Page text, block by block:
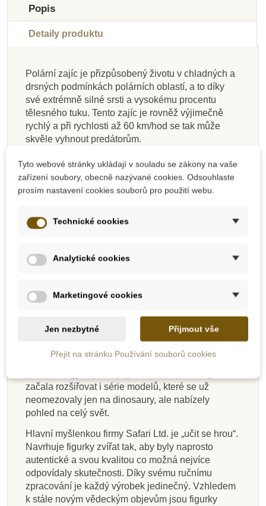
Skladem
Safari Ltd. Kachna
86 Kč95 Kč
Skladem
Safari Ltd. Figurka -
Stegosaurus
752 Kč835 Kč
Na dotaz
Safari Ltd. Figurka -
Liška obecná
491 Kč545 Kč
Na dotaz
Safari Ltd. Figurka -
Jednorožec růžový
338 Kč375 Kč
Na dotaz
Safari Ltd. Slon
indický
302 Kč335 Kč
Na dotaz
Safari Ltd. Figurka -
Pteranodon
149 Kč166 Kč
Na dotaz
Safari Ltd. Dinosauři
(5 ks)
1 403 Kč1 559 Kč
Na dotaz
Safari Ltd. Babirusa
163 Kč181 Kč
Popis
Detaily produktu
Polární zajíc je přizpůsobený životu v chladných a
drsných podmínkách polárních oblastí, a to díky
své extrémně silné srsti a vysokému procentu
tělesného tuku. Tento zajíc je rovněž výjimečně
rychlý a při rychlosti až 60 km/hod se tak může
skvěle vyhnout predátorům.
Safari Ltd. je firmou ekologickou, které záleží na
bezpečí našich dětí a planety. Také proto jsou
všechny výrobky bez ftalátů a jsou velmi důkladně
Rozměry figurky: cca 5 cm x 3 cm x 6 cm
Safari Ltd. – popis firmy
ekologických hraček. Na jejím počátku v roce 1982
zvířat. V roce 1986 firma podepsala licenční
smlouvu s Carnegie Museum of Natural
modely dinosaurů ve spolupráci s jejich nejlepšími
začala rozšiřovat i série modelů, které se už
neomezovaly jen na dinosaury, ale nabízely
pohled na celý svět.
Hlavní myšlenkou firmy Safari Ltd. je „učit se hrou“.
Navrhuje figurky zvířat tak, aby byly naprosto
autentické a svou kvalitou co možná nejvíce
odpovídaly skutečnosti. Díky svému ručnímu
zpracování je každý výrobek jedinečný. Vzhledem
k stále novým vědeckým objevům jsou figurky
Tyto webové stránky ukládají v souladu se zákony na vaše
zařízení soubory, obecně nazývané cookies. Odsouhlaste
prosím nastavení cookies souborů pro použití webu.
Technické cookies
Analytické cookies
Marketingové cookies
Jen nezbytné Přijmout vše
Přejít na stránku Používání souborů cookies